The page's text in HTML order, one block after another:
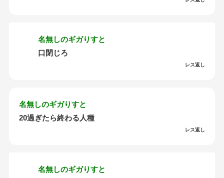
名無しのギガりすと
口閉じろ
レス返し
名無しのギガりすと
20過ぎたら終わる人種
レス返し
名無しのギガりすと